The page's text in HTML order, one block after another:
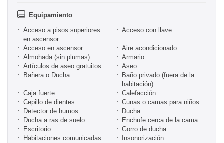
Equipamiento
Acceso a pisos superiores
en ascensor
Acceso con llave
Acceso en ascensor
Aire acondicionado
Almohada (sin plumas)
Armario
Artículos de aseo gratuitos
Aseo
Bañera o Ducha
Baño privado (fuera de la
habitación)
Caja fuerte
Calefacción
Cepillo de dientes
Cunas o camas para niños
Detector de humos
Ducha
Ducha a ras de suelo
Enchufe cerca de la cama
Escritorio
Gorro de ducha
Habitaciones comunicadas
Insonorización